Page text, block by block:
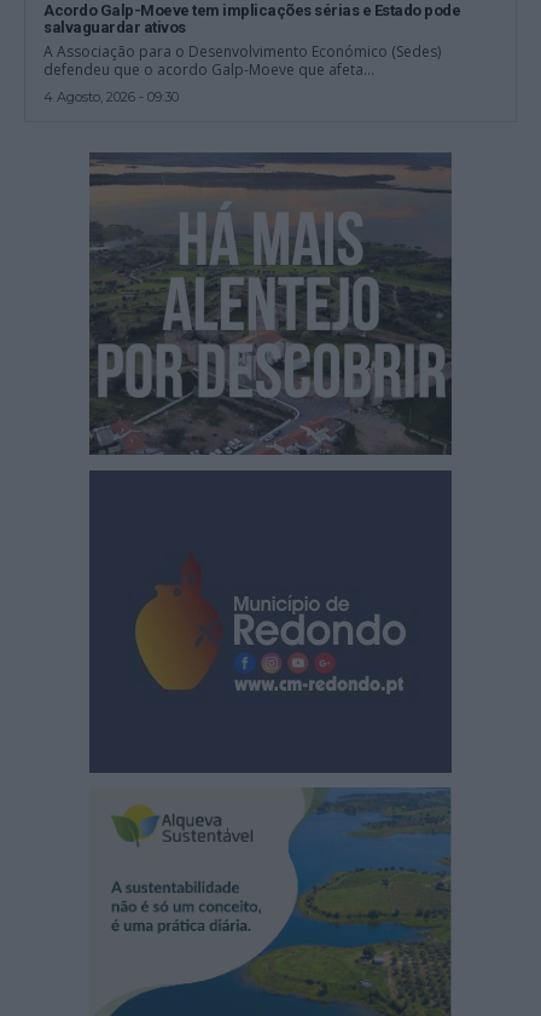
Acordo Galp-Moeve tem implicações sérias e Estado pode
salvaguardar ativos
A Associação para o Desenvolvimento Económico (Sedes)
defendeu que o acordo Galp-Moeve que afeta...
4 Agosto, 2026 - 09:30